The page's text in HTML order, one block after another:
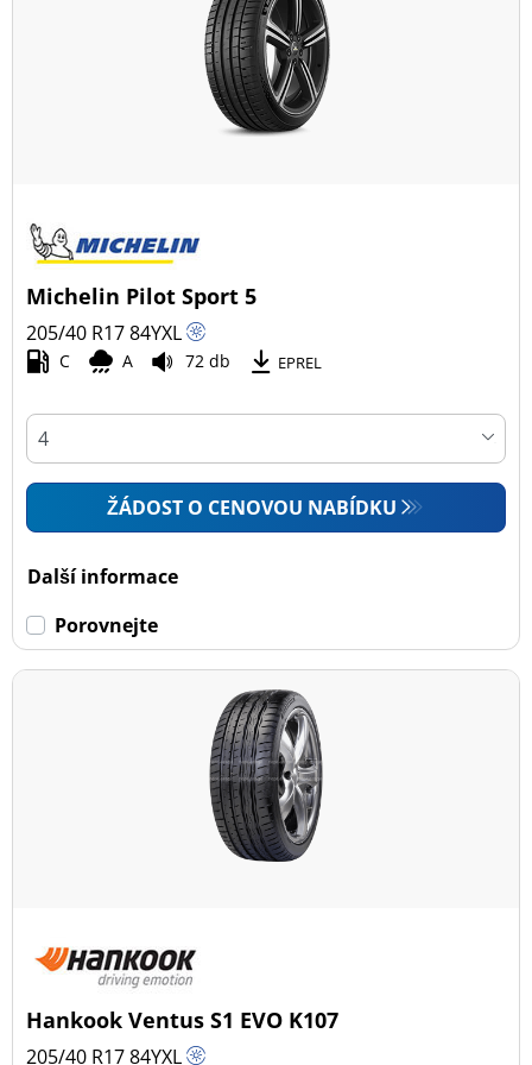
Michelin Pilot Sport 5
205/40 R1784YXL
C A 72 db EPREL
ŽÁDOST O CENOVOU NABÍDKU
Další informace
Porovnejte
Hankook Ventus S1 EVO K107
205/40 R1784YXL